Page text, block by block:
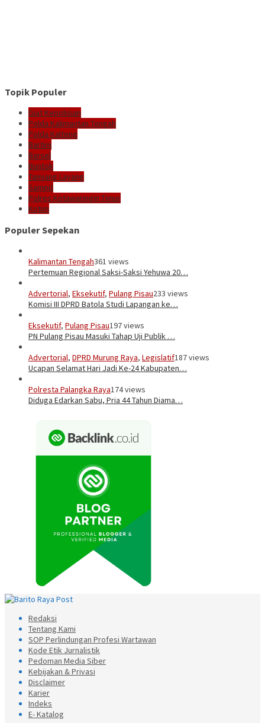
Topik Populer
Giat Kepolisian
Polda Kalimantan Tengah
Polda Kalteng
Bartim
Barsel
Buntok
Tamiang Layang
Sampit
Polres Kotawaringin Timur
Kotim
Populer Sepekan
Kalimantan Tengah361 views
Pertemuan Regional Saksi-Saksi Yehuwa 20…
Advertorial, Eksekutif, Pulang Pisau233 views
Komisi III DPRD Batola Studi Lapangan ke…
Eksekutif, Pulang Pisau197 views
PN Pulang Pisau Masuki Tahap Uji Publik …
Advertorial, DPRD Murung Raya, Legislatif187 views
Ucapan Selamat Hari Jadi Ke-24 Kabupaten…
Polresta Palangka Raya174 views
Diduga Edarkan Sabu, Pria 44 Tahun Diama…
Redaksi
Tentang Kami
SOP Perlindungan Profesi Wartawan
Kode Etik Jurnalistik
Pedoman Media Siber
Kebijakan & Privasi
Disclaimer
Karier
Indeks
E- Katalog